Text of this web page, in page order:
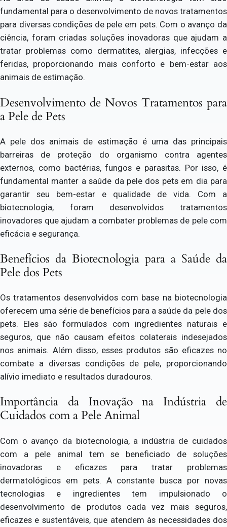
fundamental para o desenvolvimento de novos tratamentos
para diversas condições de pele em pets. Com o avanço da
ciência, foram criadas soluções inovadoras que ajudam a
tratar problemas como dermatites, alergias, infecções e
feridas, proporcionando mais conforto e bem-estar aos
animais de estimação.
Desenvolvimento de Novos Tratamentos para
a Pele de Pets
A pele dos animais de estimação é uma das principais
barreiras de proteção do organismo contra agentes
externos, como bactérias, fungos e parasitas. Por isso, é
fundamental manter a saúde da pele dos pets em dia para
garantir seu bem-estar e qualidade de vida. Com a
biotecnologia, foram desenvolvidos tratamentos
inovadores que ajudam a combater problemas de pele com
eficácia e segurança.
Benefícios da Biotecnologia para a Saúde da
Pele dos Pets
Os tratamentos desenvolvidos com base na biotecnologia
oferecem uma série de benefícios para a saúde da pele dos
pets. Eles são formulados com ingredientes naturais e
seguros, que não causam efeitos colaterais indesejados
nos animais. Além disso, esses produtos são eficazes no
combate a diversas condições de pele, proporcionando
alívio imediato e resultados duradouros.
Importância da Inovação na Indústria de
Cuidados com a Pele Animal
Com o avanço da biotecnologia, a indústria de cuidados
com a pele animal tem se beneficiado de soluções
inovadoras e eficazes para tratar problemas
dermatológicos em pets. A constante busca por novas
tecnologias e ingredientes tem impulsionado o
desenvolvimento de produtos cada vez mais seguros,
eficazes e sustentáveis, que atendem às necessidades dos